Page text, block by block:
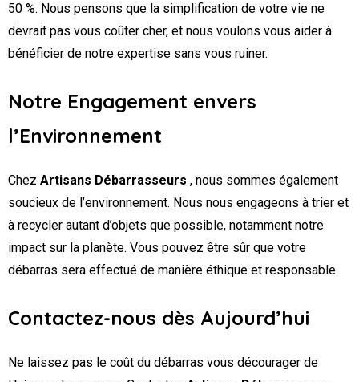
50 %. Nous pensons que la simplification de votre vie ne
devrait pas vous coûter cher, et nous voulons vous aider à
bénéficier de notre expertise sans vous ruiner.
Notre Engagement envers
l’Environnement
Chez Artisans Débarrasseurs , nous sommes également
soucieux de l’environnement. Nous nous engageons à trier et
à recycler autant d’objets que possible, notamment notre
impact sur la planète. Vous pouvez être sûr que votre
débarras sera effectué de manière éthique et responsable.
Contactez-nous dès Aujourd’hui
Ne laissez pas le coût du débarras vous décourager de